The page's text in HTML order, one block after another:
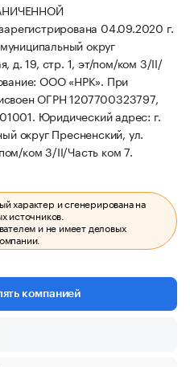
04.09.2020 г.
округ
д. 19, стр. 1, эт/пом/ком 3/II/
ООО «НРК». При
ОГРН 1207700323797,
Юридический адрес: г.
округ Пресненский, ул.
ком 3/II/Часть ком 7.
характер и сгенерирована на
источников.
и не имеет деловых
компанией